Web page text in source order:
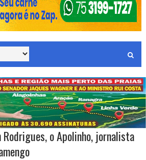
o Apolinho, jornalista